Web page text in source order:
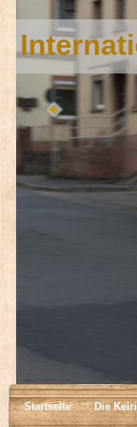
Startseite Die